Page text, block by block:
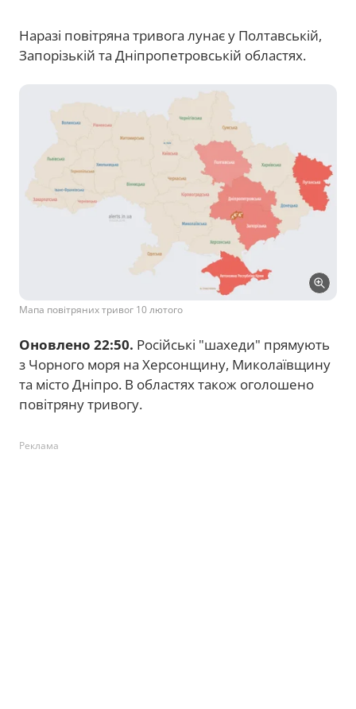
Наразі повітряна тривога лунає у Полтавській,
Запорізькій та Дніпропетровській областях.
Мапа повітряних тривог 10 лютого
Оновлено 22:50. Російські "шахеди" прямують
з Чорного моря на Херсонщину, Миколаївщину
та місто Дніпро. В областях також оголошено
повітряну тривогу.
Реклама